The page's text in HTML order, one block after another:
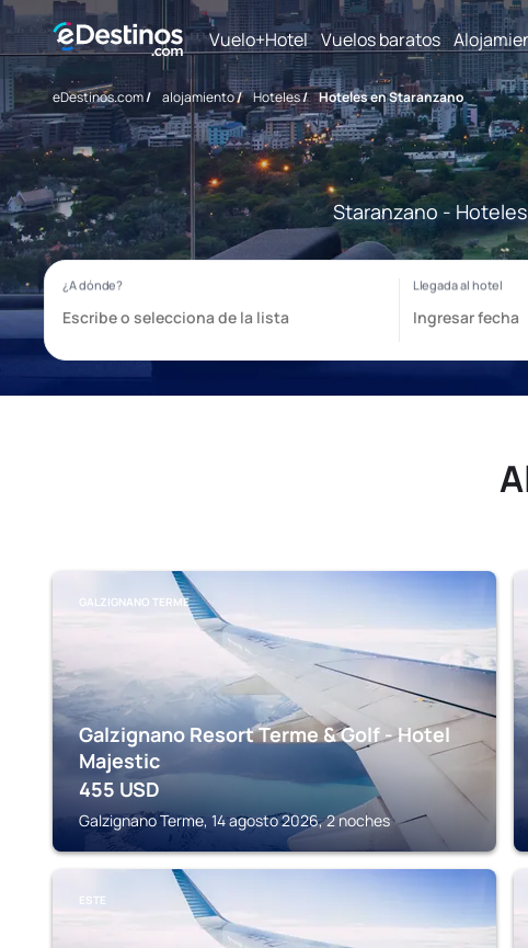
Vuelo+Hotel Vuelos baratos
eDestinos.com/ alojamiento/ Hoteles/ Hoteles en Staranzano
Staranzano -
GALZIGNANO TERME
Galzignano Resort Terme & Golf - Hotel
Majestic
455 USD
Galzignano Terme, 14 agosto 2026, 2 noches
ESTE